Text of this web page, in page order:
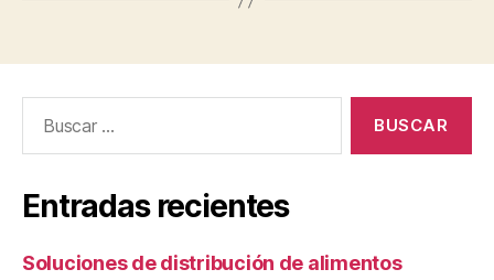
Entradas recientes
Soluciones de distribución de alimentos